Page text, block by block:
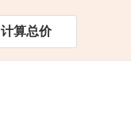
计算总价